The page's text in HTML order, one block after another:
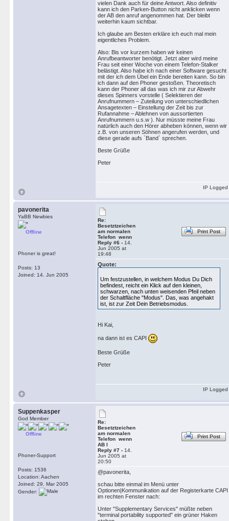
vielen Dank auch für deine Antwort. Also definitiv
kann ich den Parken-Button nicht anklicken wenn
der AB den anruf angenommen hat. Der bleibt
weiterhin kaum sichtbar.
Ich glaube am Besten erkläre ich euch mal mein
eigentliches Problem.
Also: Bis vor kurzem haben wir keinen
Anrufbeantworter benötigt. Jetzt aber wird meine
Frau seit einer Woche von einem Telefon-Stalker
belästigt. Also habe ich nach einer Software gesucht
mit der ich dem Übel ein Ende bereiten kann. So bin
ich dann auf den Phoner gestoßen. Theoretisch
kann der Phoner all das was ich mir zur Abwehr
dieses Spinners vorstelle ( Selektieren der
Anrufnummern – Zuteilung von unterschiedlichen
Ansagetexten – Einstellung der Zeit bis zur
Rufannahme – Ablehnen von aussortierten
Anrufnummern u.s.w ). Nur müsste meine Frau
natürlich auch den Hörer abheben können, wenn wir
z.B. von unseren Söhnen angerufen werden, und
diese gerade aufs `Band` sprechen.
Beste Grüße
Peter
IP Logged
pavonerita
YaBB Newbies
Offline
Phoner is great!
Posts: 13
Joined: 14. Jun 2005
Re:
Besetztzeichen
am normalen
Telefon wenn
Reply #6 - 14.
Jun 2005 at
19:48
Print Post
Quote:
Um festzustellen, in welchem Modus Du Dich
befindest, reicht ein Klick auf den kleinen,
schwarzen, nach unten weisenden Pfeil neben
der Schaltfläche "Modus". Das, was angehakt
ist, ist zur Zeit Dein Betriebsmodus.
Hi Kai,
na dann ist es CAPI
Beste Grüße
Peter
IP Logged
Suppenkasper
God Member
Offline
Phoner-Support
Posts: 1536
Location: Aachen
Joined: 29. Mar 2005
Gender:
Re:
Besetztzeichen
am normalen
Telefon wenn
AB l
Reply #7 - 14.
Jun 2005 at
20:50
Print Post
@pavonerita,
schau bitte einmal im Menü unter
Optionen|Kommunikation auf der Registerkarte CAPI
im rechten Fenster nach:
Unter "Supplementary Services" müßte neben
"terminal portability supported" ein grüner Haken